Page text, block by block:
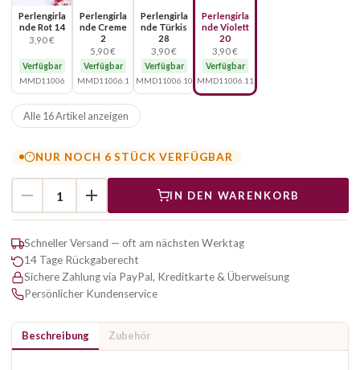
Perlengirla
nde Rot 14
3,90 €
Verfügbar
MMD11006
Perlengirla
nde Creme
2
5,90 €
Verfügbar
MMD11006.1
Perlengirla
nde Türkis
28
3,90 €
Verfügbar
MMD11006.10
Perlengirla
nde Violett
20
3,90 €
Verfügbar
MMD11006.11
Alle 16 Artikel anzeigen
NUR NOCH 6 STÜCK VERFÜGBAR
IN DEN WARENKORB
Schneller Versand — oft am nächsten Werktag
14 Tage Rückgaberecht
Sichere Zahlung via PayPal, Kreditkarte & Überweisung
Persönlicher Kundenservice
Beschreibung Zubehör